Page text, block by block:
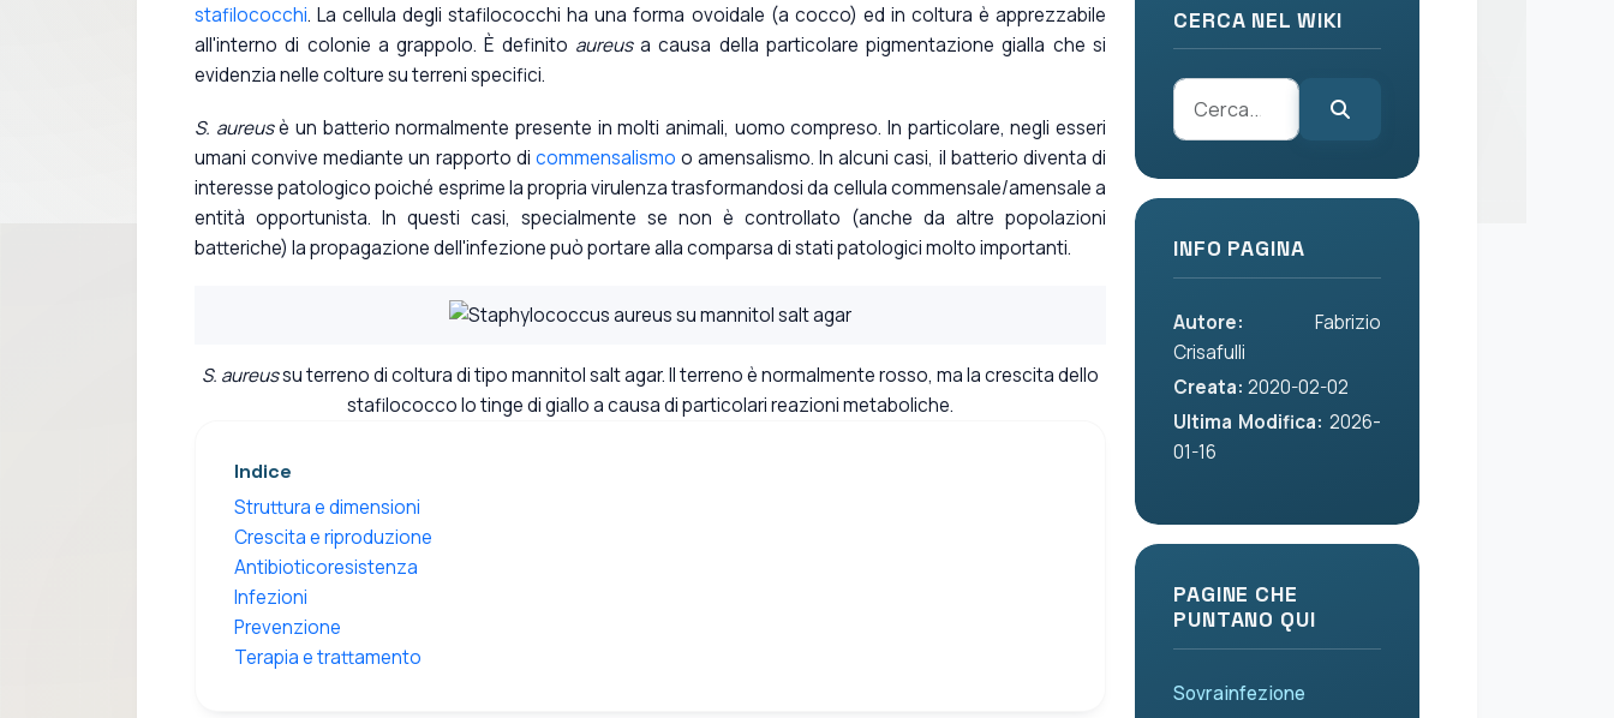
stafilococchi. La cellula degli stafilococchi ha una forma ovoidale (a cocco) ed in coltura è apprezzabile
all'interno di colonie a grappolo. È definito aureusa causa della particolare pigmentazione gialla che si
evidenzia nelle colture su terreni specifici.
S. aureusè un batterio normalmente presente in molti animali, uomo compreso. In particolare, negli esseri
umani convive mediante un rapporto di commensalismo o amensalismo. In alcuni casi, il batterio diventa di
interesse patologico poiché esprime la propria virulenza trasformandosi da cellula commensale/amensale a
entità opportunista. In questi casi, specialmente se non è controllato (anche da altre popolazioni
batteriche) la propagazione dell'infezione può portare alla comparsa di stati patologici molto importanti.
S. aureussu terreno di coltura di tipo mannitol salt agar. Il terreno è normalmente rosso, ma la crescita dello
stafilococco lo tinge di giallo a causa di particolari reazioni metaboliche.
Indice
Struttura e dimensioni
Crescita e riproduzione
Antibioticoresistenza
Infezioni
Prevenzione
Terapia e trattamento
CERCA NEL WIKI
INFO PAGINA
Autore: Fabrizio
Crisafulli
Creata: 2020-02-02
Ultima Modifica: 2026-
01-16
PAGINE CHE
PUNTANO QUI
Sovrainfezione